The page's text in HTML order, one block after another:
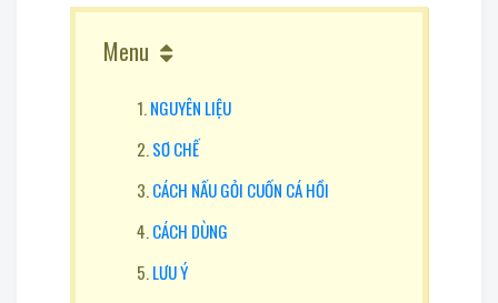
Menu
NGUYÊN LIỆU
SƠ CHẾ
CÁCH NẤU GỎI CUỐN CÁ HỒI
CÁCH DÙNG
LƯU Ý